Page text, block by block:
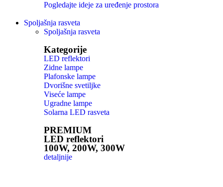
Pogledajte ideje za uređenje prostora
Spoljašnja rasveta
Spoljašnja rasveta
Kategorije
LED reflektori
Zidne lampe
Plafonske lampe
Dvorišne svetiljke
Viseće lampe
Ugradne lampe
Solarna LED rasveta
PREMIUM
LED reflektori
100W, 200W, 300W
detaljnije